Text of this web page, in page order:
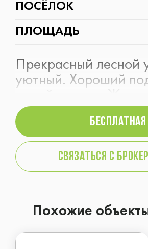
ПОСЁЛОК
ПЛОЩАДЬ
Прекрасный лесной
уютный. Хороший
одной из улиц
Строений нет.
канализация -
расположены по
улице). На участке
деревья, орешник,
связаться с
Похожие